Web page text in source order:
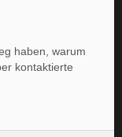
haben, warum
kontaktierte